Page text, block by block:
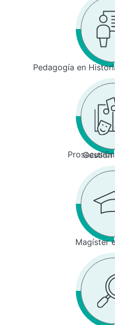
Pedagogía en
Magíster